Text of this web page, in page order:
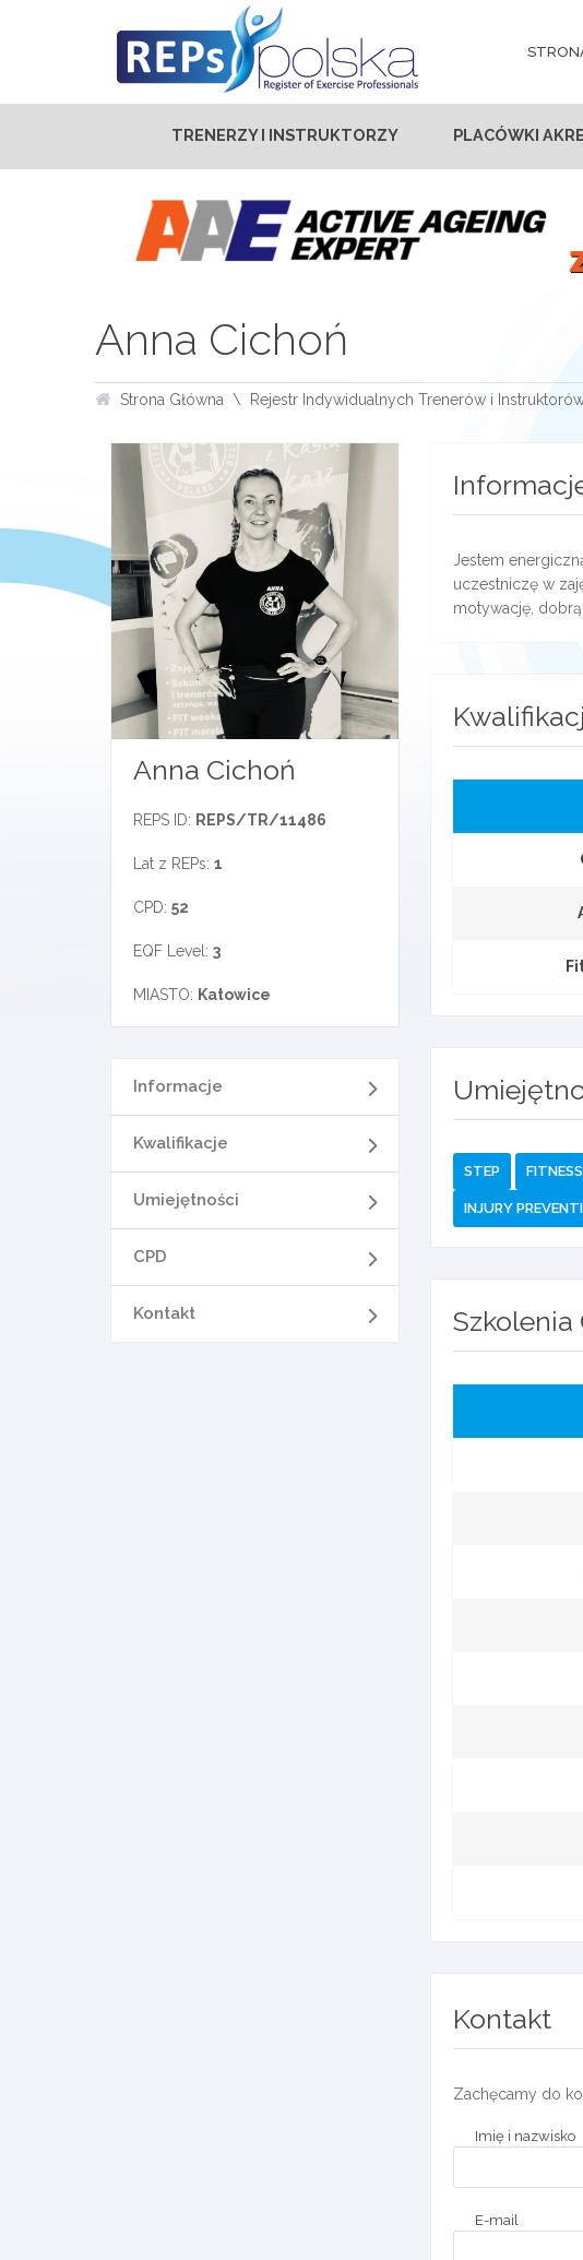
TRENERZY I INSTRUKTORZY PLACÓWKI
Anna Cichoń
Strona Główna Rejestr Indywidualnych Trenerów i
Anna Cichoń
REPS ID: REPS/TR/11486
Lat z REPs: 1
CPD: 52
EQF Level: 3
MIASTO: Katowice
Informacje
Kwalifikacje
Umiejętności
CPD
Kontakt
Jestem
uczestniczę w
motywację,
STEP
INJURY
Szkolenia
Kontakt
Zachęcamy do
Imię i nazwisko
E-mail